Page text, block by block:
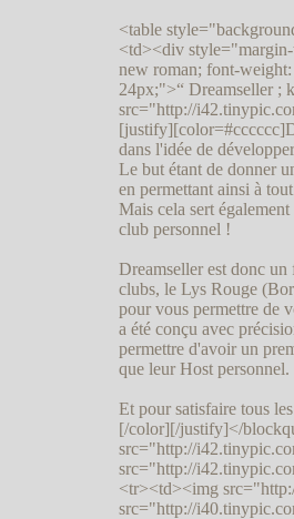
<table
<td><div
new roman; font-
24px;">“ Dreamseller ;
src="http://
dans l'idée de
Le but étant de donner
en permettant ainsi à
Mais cela sert
club personnel !
Dreamseller est donc
clubs, le Lys Rouge
pour vous permettre de
a été conçu avec
permettre d'avoir un
que leur Host personnel.
Et pour satisfaire tous
[/color][/justify]</
src="http://
src="http://
<tr><td><img
src="http://